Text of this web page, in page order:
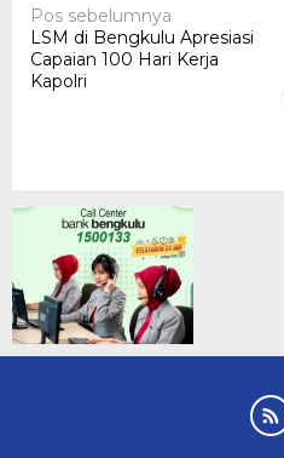
Navigasi
pos
Pos sebelumnya
LSM di Bengkulu Apresiasi
Capaian 100 Hari Kerja
Kapolri